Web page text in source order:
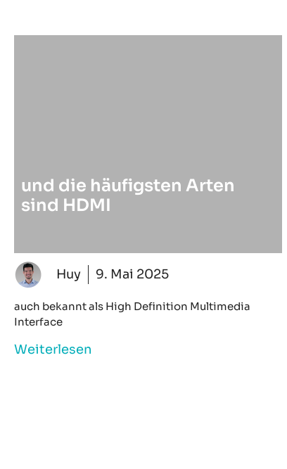
und die häufigsten Arten
sind HDMI
Huy 9. Mai 2025
auch bekannt als High Definition Multimedia
Interface
Weiterlesen